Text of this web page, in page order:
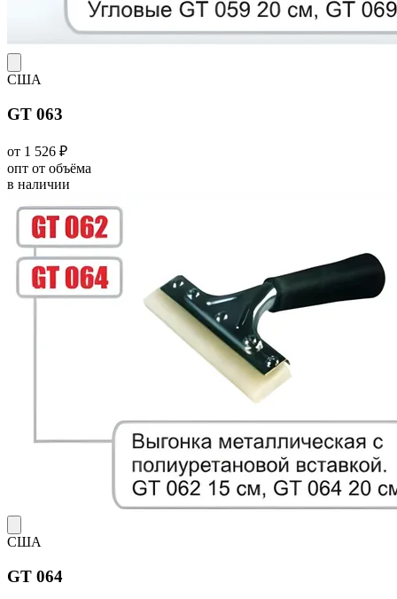
США
GT 063
от 1 526 ₽
опт от объёма
в наличии
США
GT 064